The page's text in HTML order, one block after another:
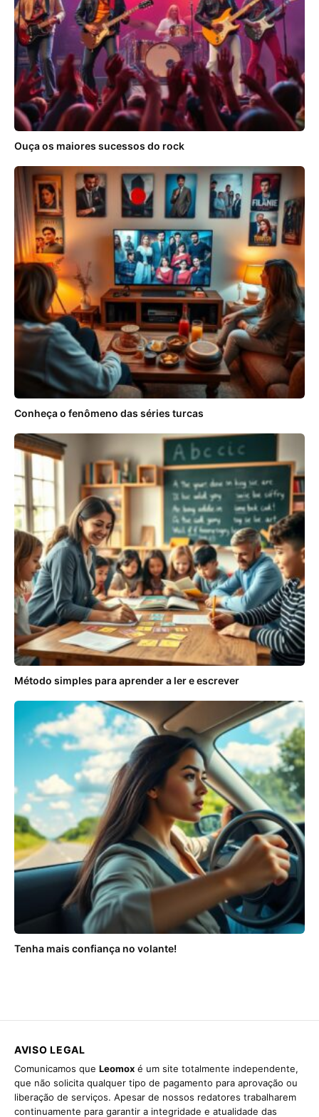
Ouça os maiores sucessos do rock
Conheça o fenômeno das séries turcas
Método simples para aprender a ler e escrever
Tenha mais confiança no volante!
AVISO LEGAL
Comunicamos que Leomox é um site totalmente independente,
que não solicita qualquer tipo de pagamento para aprovação ou
liberação de serviços. Apesar de nossos redatores trabalharem
continuamente para garantir a integridade e atualidade das